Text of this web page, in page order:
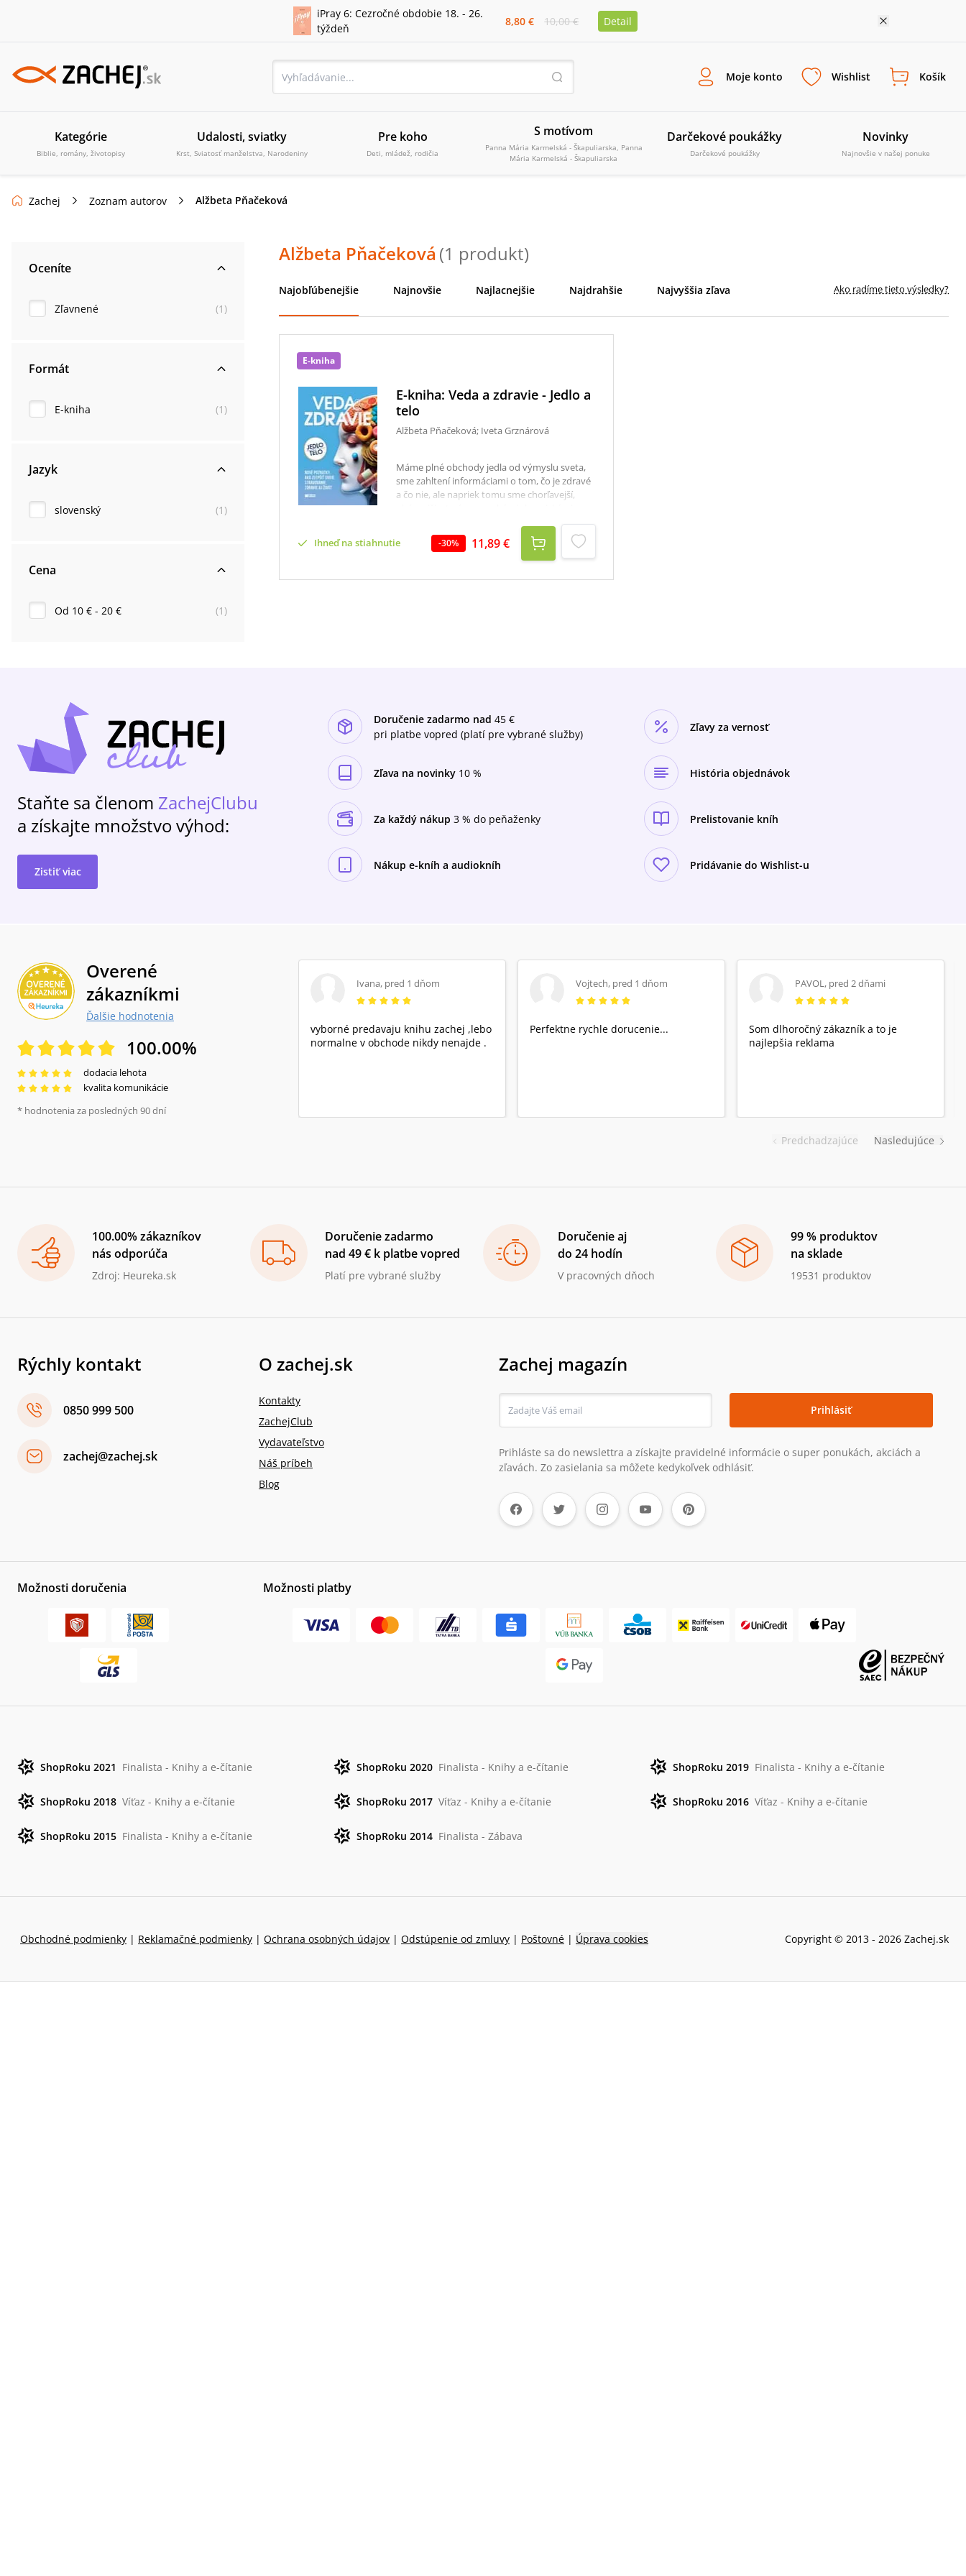
iPray 6: Cezročné obdobie 18. - 26.
týždeň
8,80 € 10,00 € Detail
Moje konto Wishlist Košík
Kategórie
Biblie, romány, životopisy
Udalosti, sviatky
Krst, Sviatosť manželstva, Narodeniny
Pre koho
Deti, mládež, rodičia
S motívom
Panna Mária Karmelská - Škapuliarska, Panna
Mária Karmelská - Škapuliarska
Darčekové poukážky
Darčekové poukážky
Novinky
Najnovšie v našej ponuke
Zachej Zoznam autorov Alžbeta Pňačeková
Oceníte
Zľavnené (1 )
Formát
E-kniha (1 )
Jazyk
slovenský (1 )
Cena
Od 10 € - 20 € (1 )
Alžbeta Pňačeková (1 produkt)
Najobľúbenejšie Najnovšie Najlacnejšie Najdrahšie Najvyššia zľava Ako radíme tieto výsledky?
E-kniha
E-kniha: Veda a zdravie - Jedlo a
telo
Alžbeta Pňačeková; Iveta Grznárová
Máme plné obchody jedla od výmyslu sveta,
sme zahltení informáciami o tom, čo je zdravé
a čo nie, ale napriek tomu sme chorľavejší,
chorobami ako nikdy predtým. Táto kniha
ponúka precízne a odborne spracované témy
o potravinách, vitamínoch a v tej súvislosti aj o
fungovaní nášho tela, ktoré nám doslova
môžu zachrániť život.
Ihneď na stiahnutie -30% 11,89 €
Staňte sa členom ZachejClubu
a získajte množstvo výhod:
Zistiť viac
Doručenie zadarmo nad 45 €
pri platbe vopred (platí pre vybrané služby)
Zľavy za vernosť
Zľava na novinky 10 % História objednávok
Za každý nákup 3 % do peňaženky Prelistovanie kníh
Nákup e-kníh a audiokníh Pridávanie do Wishlist-u
Overené
zákazníkmi
Ďalšie hodnotenia
100.00%
dodacia lehota
kvalita komunikácie
* hodnotenia za posledných 90 dní
Predchadzajúce
Ivana, pred 1 dňom
vyborné predavaju knihu zachej ,lebo
normalne v obchode nikdy nenajde .
Vojtech, pred 1 dňom
Perfektne rychle dorucenie...
PAVOL, pred 2 dňami
Som dlhoročný zákazník a to je
najlepšia reklama
Nasledujúce
100.00% zákazníkov
nás odporúča
Zdroj: Heureka.sk
Doručenie zadarmo
nad 49 € k platbe vopred
Platí pre vybrané služby
Doručenie aj
do 24 hodín
V pracovných dňoch
99 % produktov
na sklade
19531 produktov
Rýchly kontakt
0850 999 500
zachej@zachej.sk
O zachej.sk
Kontakty
ZachejClub
Vydavateľstvo
Náš príbeh
Blog
Zachej magazín
Prihlásiť
Prihláste sa do newslettra a získajte pravidelné informácie o super ponukách, akciách a
zľavách. Zo zasielania sa môžete kedykoľvek odhlásiť.
Možnosti doručenia Možnosti platby
ShopRoku 2021 Finalista - Knihy a e-čítanie ShopRoku 2020 Finalista - Knihy a e-čítanie ShopRoku 2019 Finalista - Knihy a e-čítanie
ShopRoku 2018 Víťaz - Knihy a e-čítanie ShopRoku 2017 Víťaz - Knihy a e-čítanie ShopRoku 2016 Víťaz - Knihy a e-čítanie
ShopRoku 2015 Finalista - Knihy a e-čítanie ShopRoku 2014 Finalista - Zábava
Obchodné podmienky | Reklamačné podmienky | Ochrana osobných údajov | Odstúpenie od zmluvy | Poštovné | Úprava cookies Copyright © 2013 - 2026 Zachej.sk